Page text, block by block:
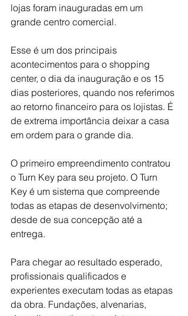
lojas foram inauguradas em um
grande centro comercial.
Esse é um dos principais
acontecimentos para o shopping
center, o dia da inauguração e os 15
dias posteriores, quando nos referimos
ao retorno financeiro para os lojistas. É
de extrema importância deixar a casa
em ordem para o grande dia.
O primeiro empreendimento contratou
o Turn Key para seu projeto. O Turn
Key é um sistema que compreende
todas as etapas de desenvolvimento;
desde de sua concepção até a
entrega.
Para chegar ao resultado esperado,
profissionais qualificados e
experientes executam todas as etapas
da obra. Fundações, alvenarias,